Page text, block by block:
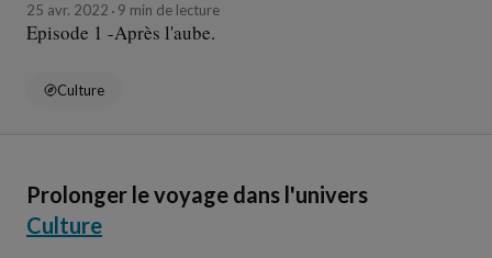
25 avr. 2022 9 min de lecture
Episode 1 -Après l'aube.
Culture
Prolonger le voyage dans l'univers
Culture